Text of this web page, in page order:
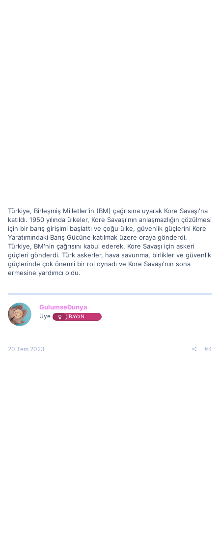
Türkiye, Birleşmiş Milletler'in (BM) çağrısına uyarak Kore Savaşı'na
katıldı. 1950 yılında ülkeler, Kore Savaşı'nın anlaşmazlığın çözülmesi
için bir barış girişimi başlattı ve çoğu ülke, güvenlik güçlerini Kore
Yaratımındaki Barış Gücüne katılmak üzere oraya gönderdi.
Türkiye, BM'nin çağrısını kabul ederek, Kore Savaşı için askeri
güçleri gönderdi. Türk askerler, hava savunma, birlikler ve güvenlik
güçlerinde çok önemli bir rol oynadı ve Kore Savaşı'nın sona
ermesine yardımcı oldu.
GulumseDunya
Üye BaYaN
20 Tem 2023 #4